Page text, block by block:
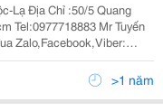
Lạ Địa Chỉ :50/5 Quang
Tel:0977718883 Mr Tuyến
Zalo,Facebook,Viber:
Kênh Fanpage
Thegioidienthoaicodocla
>1 năm